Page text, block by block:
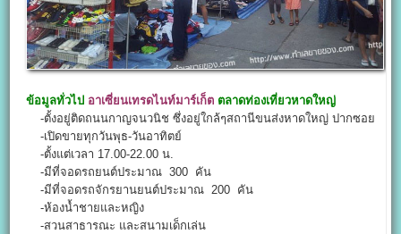
ข้อมูลทั่วไป อาเซี่ยนเทรดไนท์มาร์เก็ต ตลาดท่องเที่ยวหาดใหญ่
-ตั้งอยู่ติดถนนกาญจนวนิช ซึ่งอยู่ใกล้ๆสถานีขนส่งหาดใหญ่ ปากซอย
-เปิดขายทุกวันพุธ-วันอาทิตย์
-ตั้งแต่เวลา 17.00-22.00 น.
-มีที่จอดรถยนต์ประมาณ 300 คัน
-มีที่จอดรถจักรยานยนต์ประมาณ 200 คัน
-ห้องน้ำชายและหญิง
-สวนสาธารณะ และสนามเด็กเล่น